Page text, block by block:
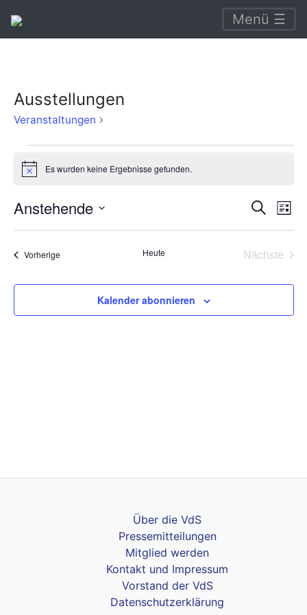
Menü ☰
Ausstellungen
Veranstaltungen
Veranstaltungen
HinweisEs wurden keine Ergebnisse gefunden.
Suche
und
SucheListe
Anstehende
Datum
VorherigeVeranstaltungen Heute
Nächste
Kalender abonnieren
Über die VdS
Pressemitteilungen
Mitglied werden
Kontakt und Impressum
Vorstand der VdS
Datenschutzerklärung